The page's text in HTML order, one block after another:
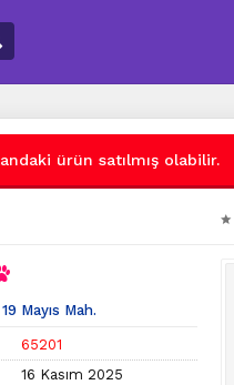
ürün satılmış olabilir.
19 Mayıs Mah.
65201
16 Kasım 2025